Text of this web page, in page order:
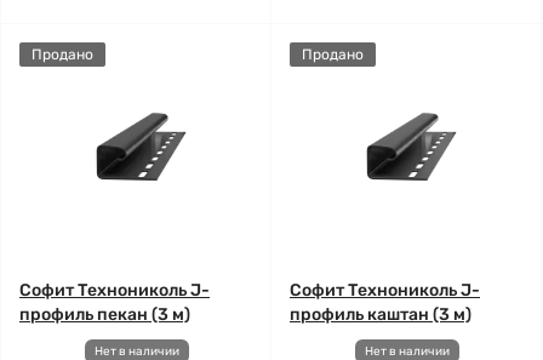
Продано
Софит Технониколь J-
профиль пекан (3 м)
Нет в наличии
Продано
Софит Технониколь J-
профиль каштан (3 м)
Нет в наличии